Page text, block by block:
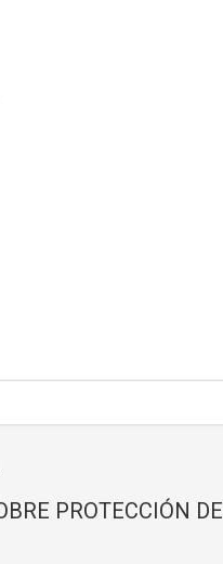
PROTECCIÓN DE